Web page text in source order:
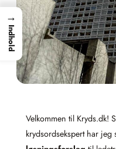
Velkommen til Kryds.dk!
krydsordsekspert har jeg
→
Indhold